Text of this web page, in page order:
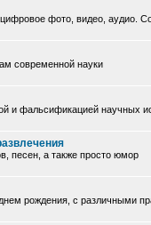
фото, видео, аудио.
современной науки
и фальсификацией научных
песен, а также просто юмор
рождения, с различными